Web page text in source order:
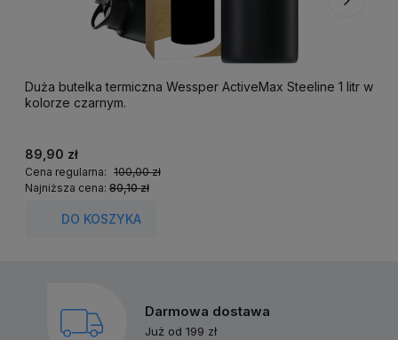
Duża butelka termiczna Wessper ActiveMax Steeline 1 litr w
kolorze czarnym.
89,90 zł
Cena regularna: 100,00 zł
Najniższa cena: 80,10 zł
DO KOSZYKA
Darmowa dostawa
Już od 199 zł